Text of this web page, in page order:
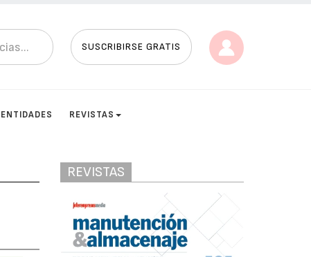
SUSCRIBIRSE GRATIS
ENTIDADES REVISTAS
REVISTAS